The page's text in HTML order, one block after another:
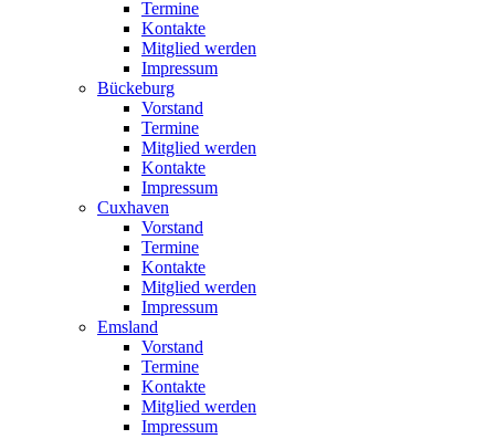
Termine
Kontakte
Mitglied werden
Impressum
Bückeburg
Vorstand
Termine
Mitglied werden
Kontakte
Impressum
Cuxhaven
Vorstand
Termine
Kontakte
Mitglied werden
Impressum
Emsland
Vorstand
Termine
Kontakte
Mitglied werden
Impressum